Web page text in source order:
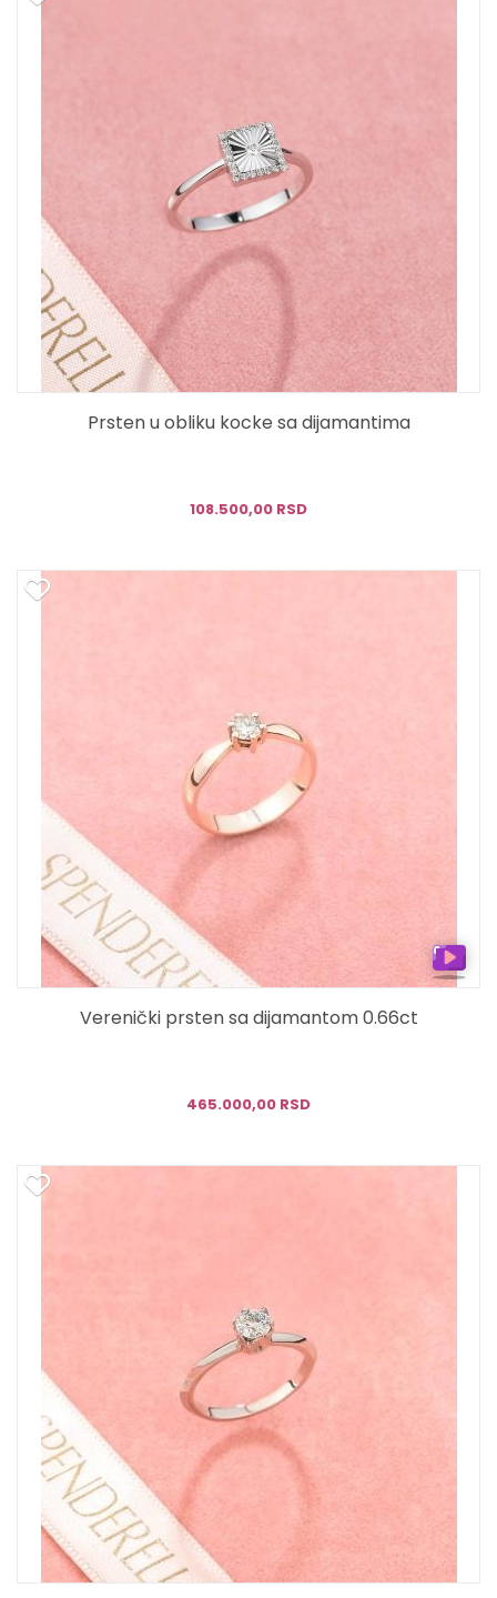
Prsten u obliku kocke sa dijamantima
108.500,00 RSD
Verenički prsten sa dijamantom 0.66ct
465.000,00 RSD